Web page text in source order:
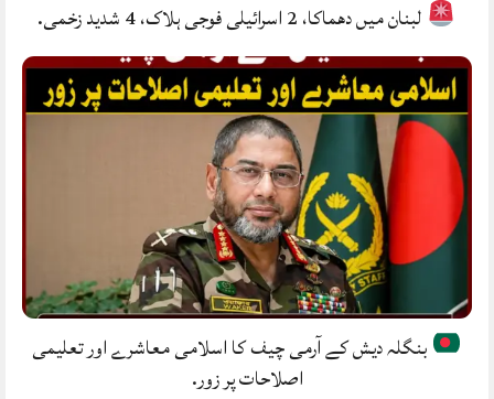
لبنان میں دھماکا، 2 اسرائیلی فوجی ہلاک، 4 شدید زخمی.
بنگلہ دیش کے آرمی چیف کا اسلامی معاشرے اور تعلیمی
اصلاحات پر زور.